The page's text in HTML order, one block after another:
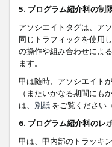
5. プログラム紹介料の制
アソシエイトタグは、ア
同じトラフィックを使用
の操作や組み合わせによ
ます。
甲は随時、アソシエイト
（またいかなる期間に
は、 別紙 をご覧ください
6. プログラム紹介料のレ
甲は、甲内部のトラッキ